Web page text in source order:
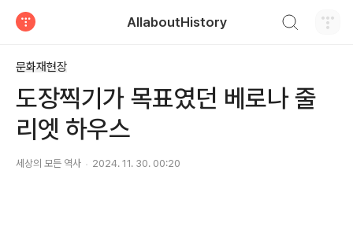
AllaboutHistory
문화재현장
도장찍기가 목표였던 베로나 줄
리엣 하우스
세상의 모든 역사 2024. 11. 30. 00:20